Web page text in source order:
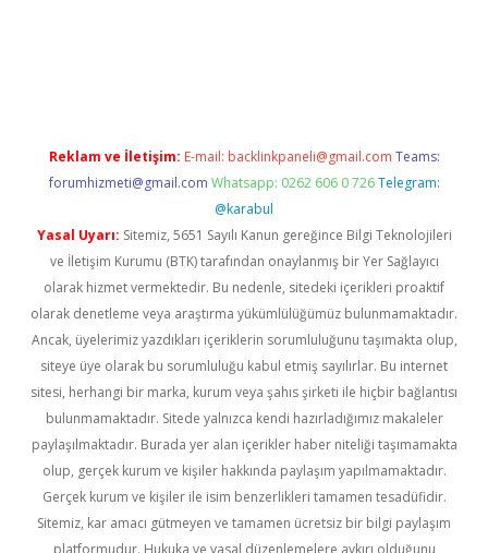
Reklam ve İletişim: E-mail: backlinkpaneli@gmail.com Teams:
forumhizmeti@gmail.com Whatsapp: 0262 606 0 726 Telegram:
@karabul
Yasal Uyarı: Sitemiz, 5651 Sayılı Kanun gereğince Bilgi Teknolojileri
ve İletişim Kurumu (BTK) tarafından onaylanmış bir Yer Sağlayıcı
olarak hizmet vermektedir. Bu nedenle, sitedeki içerikleri proaktif
olarak denetleme veya araştırma yükümlülüğümüz bulunmamaktadır.
Ancak, üyelerimiz yazdıkları içeriklerin sorumluluğunu taşımakta olup,
siteye üye olarak bu sorumluluğu kabul etmiş sayılırlar. Bu internet
sitesi, herhangi bir marka, kurum veya şahıs şirketi ile hiçbir bağlantısı
bulunmamaktadır. Sitede yalnızca kendi hazırladığımız makaleler
paylaşılmaktadır. Burada yer alan içerikler haber niteliği taşımamakta
olup, gerçek kurum ve kişiler hakkında paylaşım yapılmamaktadır.
Gerçek kurum ve kişiler ile isim benzerlikleri tamamen tesadüfidir.
Sitemiz, kar amacı gütmeyen ve tamamen ücretsiz bir bilgi paylaşım
platformudur. Hukuka ve yasal düzenlemelere aykırı olduğunu